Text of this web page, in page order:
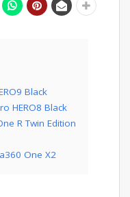
Black
HERO8 Black
R Twin Edition
One X2